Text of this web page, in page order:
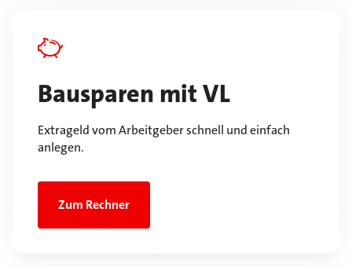
Bausparen mit VL
Extrageld vom Arbeitgeber schnell und einfach
anlegen.
Zum Rechner